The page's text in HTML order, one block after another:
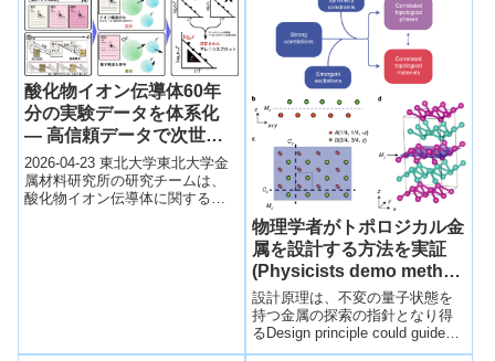
酸化物イオン伝導体60年
分の実験データを体系化
― 高信頼データで次世代
酸化物イオン伝導体探索を
加速 ―
2026-04-23 東北大学東北大学金
属材料研究所の研究チームは、
酸化物イオン伝導体に関する約
物理学者がトポロジカル金
属を設計する方法を実証
(Physicists demo method
for designing topological
metals)
設計原理は、不変の量子状態を
持つ金属の探索の指針となり得
るDesign principle could guide
search for metals with...